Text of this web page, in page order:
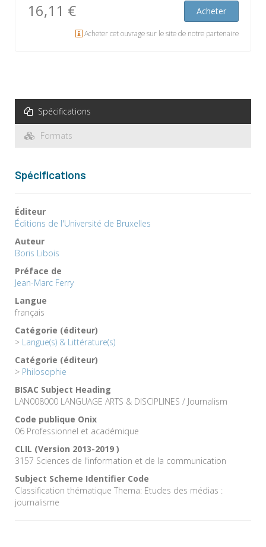
16,11 €
Acheter
Acheter cet ouvrage sur le site de notre partenaire
Spécifications
Formats
Spécifications
Éditeur
Éditions de l'Université de Bruxelles
Auteur
Boris Libois
Préface de
Jean-Marc Ferry
Langue
français
Catégorie (éditeur)
> Langue(s) & Littérature(s)
Catégorie (éditeur)
> Philosophie
BISAC Subject Heading
LAN008000 LANGUAGE ARTS & DISCIPLINES / Journalism
Code publique Onix
06 Professionnel et académique
CLIL (Version 2013-2019 )
3157 Sciences de l'information et de la communication
Subject Scheme Identifier Code
Classification thématique Thema: Etudes des médias :
journalisme